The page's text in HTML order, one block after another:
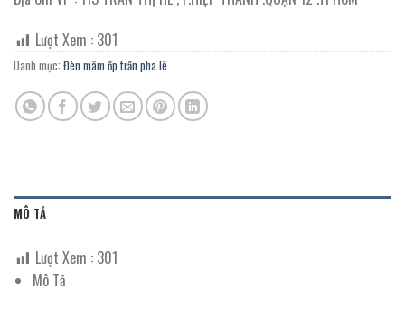
Lượt Xem : 301
Danh mục: Đèn mâm ốp trần pha lê
MÔ TẢ
Lượt Xem : 301
Mô Tả